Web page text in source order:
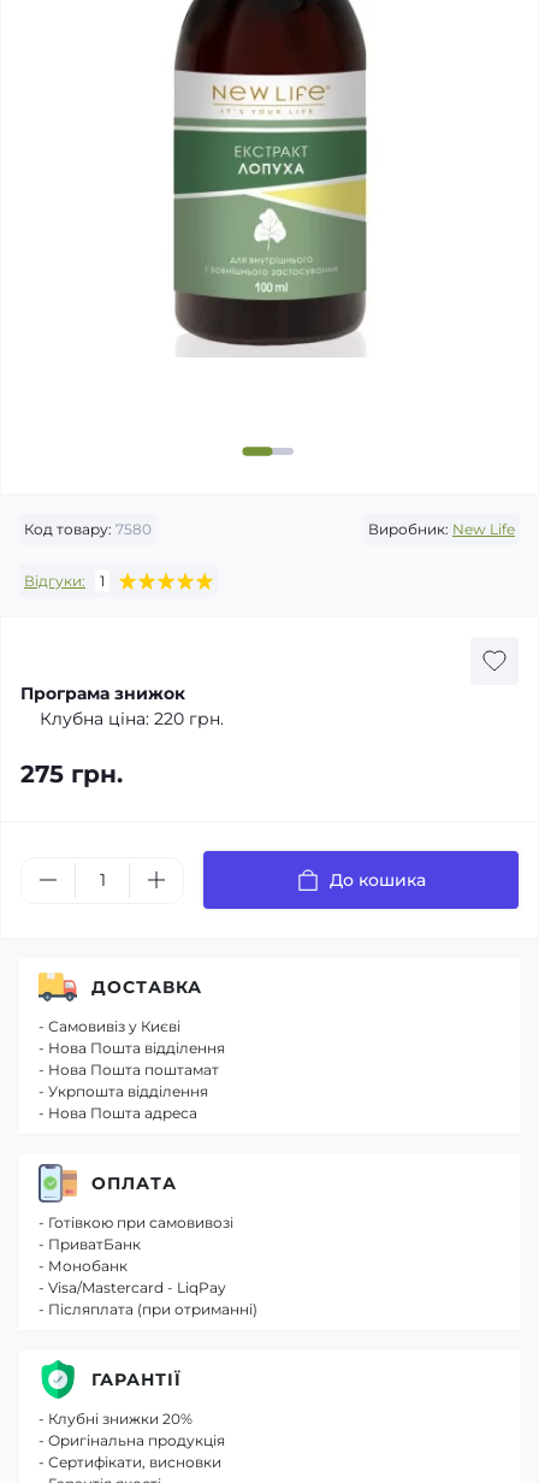
Код товару: 7580 Виробник: New Life
Відгуки: 1
Програма знижок
Клубна ціна: 220 грн.
275 грн.
До кошика
ДОСТАВКА
- Самовивіз у Києві
- Нова Пошта відділення
- Нова Пошта поштамат
- Укрпошта відділення
- Нова Пошта адреса
ОПЛАТА
- Готівкою при самовивозі
- ПриватБанк
- Монобанк
- Visa/Mastercard - LiqPay
- Післяплата (при отриманні)
ГАРАНТІЇ
- Клубні знижки 20%
- Оригінальна продукція
- Сертифікати, висновки